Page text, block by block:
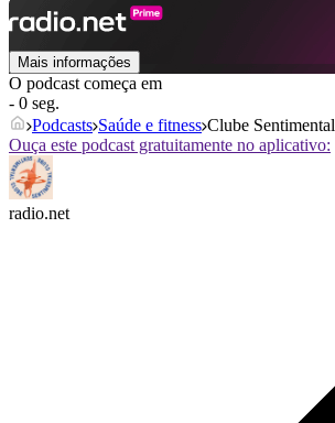
Mais informações
O podcast começa em
- 0 seg.
Podcasts Saúde e fitness Clube Sentimental
Ouça este podcast gratuitamente no aplicativo:
radio.net